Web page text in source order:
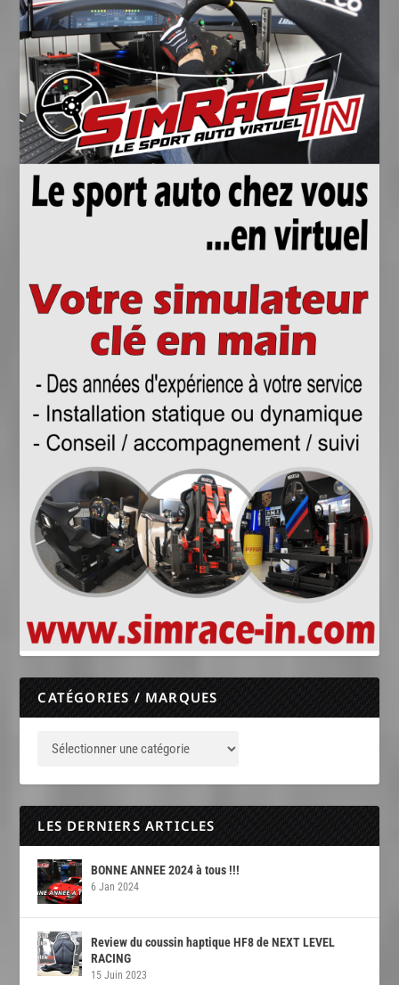
CATÉGORIES / MARQUES
LES DERNIERS ARTICLES
BONNE ANNEE 2024 à tous !!!
6 Jan 2024
Review du coussin haptique HF8 de NEXT LEVEL
RACING
15 Juin 2023